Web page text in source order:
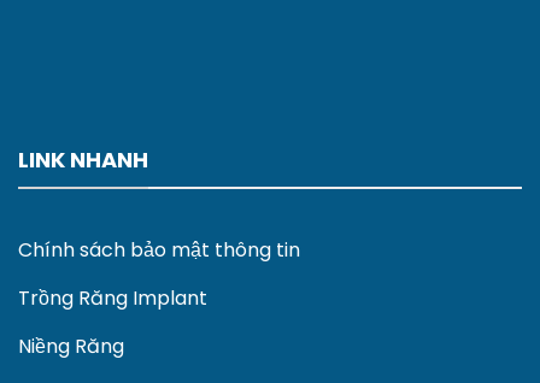
LINK NHANH
Chính sách bảo mật thông tin
Trồng Răng Implant
Niềng Răng